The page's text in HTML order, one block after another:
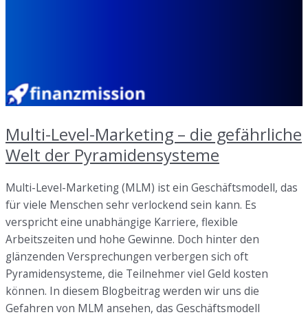
Multi-Level-Marketing – die gefährliche
Welt der Pyramidensysteme
Multi-Level-Marketing (MLM) ist ein Geschäftsmodell, das
für viele Menschen sehr verlockend sein kann. Es
verspricht eine unabhängige Karriere, flexible
Arbeitszeiten und hohe Gewinne. Doch hinter den
glänzenden Versprechungen verbergen sich oft
Pyramidensysteme, die Teilnehmer viel Geld kosten
können. In diesem Blogbeitrag werden wir uns die
Gefahren von MLM ansehen, das Geschäftsmodell